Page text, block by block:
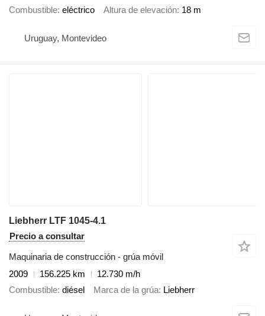
Combustible eléctrico Altura de elevación 18 m
Uruguay, Montevideo
Liebherr LTF 1045-4.1
Precio a consultar
Maquinaria de construcción - grúa móvil
2009
156.225 km
12.730 m/h
Combustible diésel Marca de la grúa Liebherr